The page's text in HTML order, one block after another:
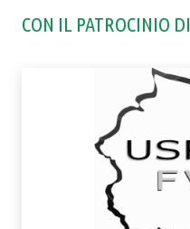
CON IL PATROCINIO DI